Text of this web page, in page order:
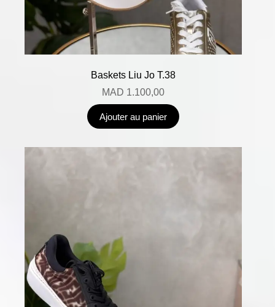
Baskets Liu Jo T.38
MAD 1.100,00
Ajouter au panier